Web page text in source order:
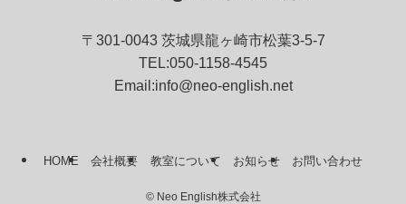
〒301-0043 茨城県龍ヶ崎市松葉3-5-7
TEL:050-1158-4545
Email:info@neo-english.net
HOME 会社概要 教室について お知らせ お問い合わせ
©Neo English株式会社